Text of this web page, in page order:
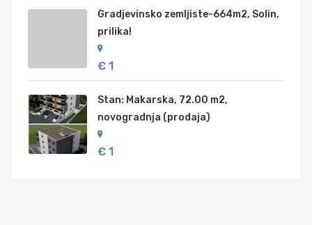
Gradjevinsko zemljiste-664m2, Solin,
prilika!
€ 1
Stan: Makarska, 72.00 m2,
novogradnja (prodaja)
€ 1